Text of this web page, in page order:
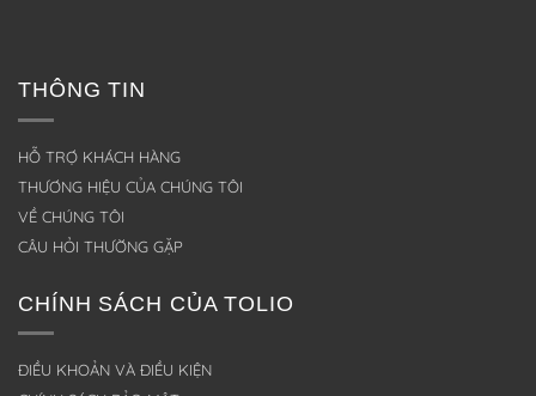
THÔNG TIN
HỖ TRỢ KHÁCH HÀNG
THƯƠNG HIỆU CỦA CHÚNG TÔI
VỀ CHÚNG TÔI
CÂU HỎI THƯỜNG GẶP
CHÍNH SÁCH CỦA TOLIO
ĐIỀU KHOẢN VÀ ĐIỀU KIỆN